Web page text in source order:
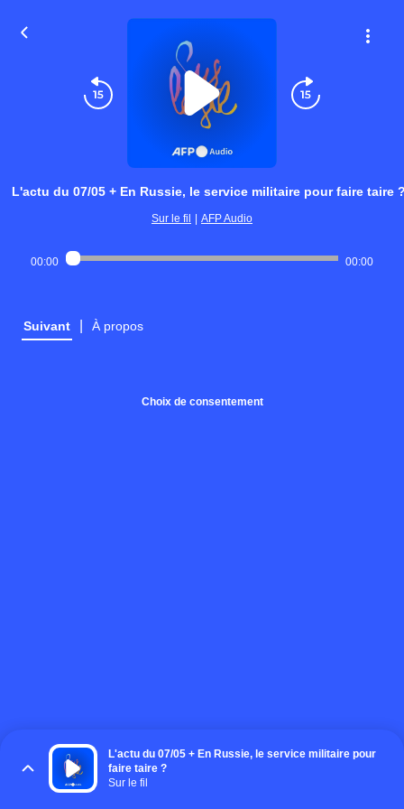
L'actu du 07/05 + En Russie, le service militaire pour faire taire
Sur le fil AFP Audio
00:00 00:00
Suivant À propos
Choix de consentement
L'actu du 07/05 + En Russie, le service militaire pour
faire taire ?
Sur le fil